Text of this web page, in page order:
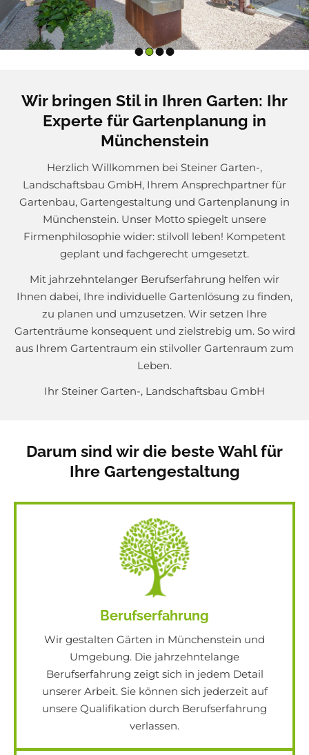
G
a
–
s
i
v
kontaktieren
Wir bringen Stil in Ihren Garten: Ihr
Experte für Gartenplanung in
Münchenstein
Herzlich Willkommen bei Steiner Garten-,
Landschaftsbau GmbH, Ihrem Ansprechpartner für
Gartenbau, Gartengestaltung und Gartenplanung in
Münchenstein. Unser Motto spiegelt unsere
Firmenphilosophie wider: stilvoll leben! Kompetent
geplant und fachgerecht umgesetzt.
Mit jahrzehntelanger Berufserfahrung helfen wir
Ihnen dabei, Ihre individuelle Gartenlösung zu finden,
zu planen und umzusetzen. Wir setzen Ihre
Gartenträume konsequent und zielstrebig um. So wird
aus Ihrem Gartentraum ein stilvoller Gartenraum zum
Leben.
Ihr Steiner Garten-, Landschaftsbau GmbH
Darum sind wir die beste Wahl für
Ihre Gartengestaltung
Berufserfahrung
Wir gestalten Gärten in Münchenstein und
Umgebung. Die jahrzehntelange
Berufserfahrung zeigt sich in jedem Detail
unserer Arbeit. Sie können sich jederzeit auf
unsere Qualifikation durch Berufserfahrung
verlassen.